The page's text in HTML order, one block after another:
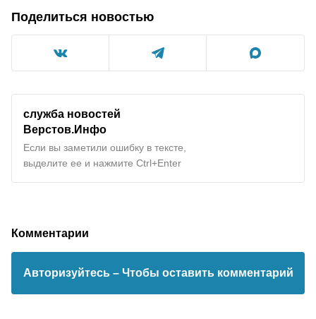
Поделиться новостью
служба новостей
Верстов.Инфо
Если вы заметили ошибку в тексте,
выделите ее и нажмите Ctrl+Enter
Комментарии
Авторизуйтесь – Чтобы оставить комментарий